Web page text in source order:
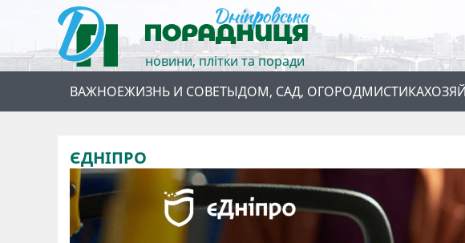
новини, плітки та поради
ВАЖНОЕЖИЗНЬ И СОВЕТЫДОМ, САД, ОГОРОДМИСТИКА
ЄДНІПРО